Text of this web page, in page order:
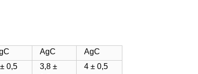
AgC
AgC
0,5
3,8 ±
4 ± 0,5